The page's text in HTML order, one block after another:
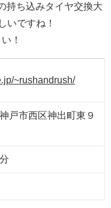
持ち込みタイヤ交換大
いですね！
！
~rushandrush/
戸市西区神出町東９